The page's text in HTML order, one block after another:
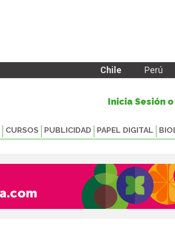
Chile Perú
Inicia Sesión
CURSOS PUBLICIDAD PAPEL DIGITAL